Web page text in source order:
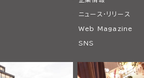
ニュース・リリース
Web Magazine
SNS